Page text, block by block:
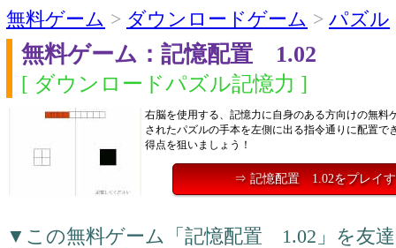
無料ゲーム > ダウンロードゲーム > パズル
無料ゲーム：記憶配置 1.02
[ ダウンロードパズル記憶力 ]
右脳を使用する、記憶力に自身のある方向けの無料
されたパズルの手本を左側に出る指令通りに配置で
得点を狙いましょう！
⇒ 記憶配置 1.02をプレイ
▼この無料ゲーム「記憶配置 1.02」を友